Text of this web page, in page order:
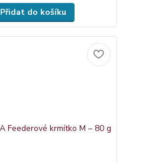
Přidat do košíku